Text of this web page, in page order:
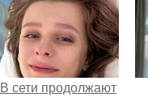
В сети продолжают